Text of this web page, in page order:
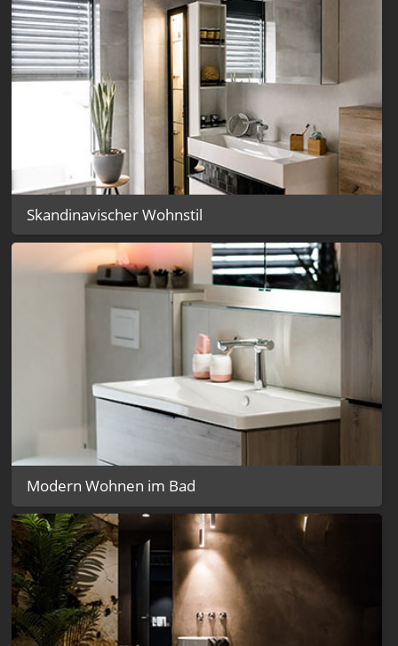
Skandinavischer Wohnstil
Modern Wohnen im Bad